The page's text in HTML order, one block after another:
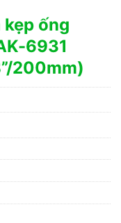
kẹp ống
6931
200mm)